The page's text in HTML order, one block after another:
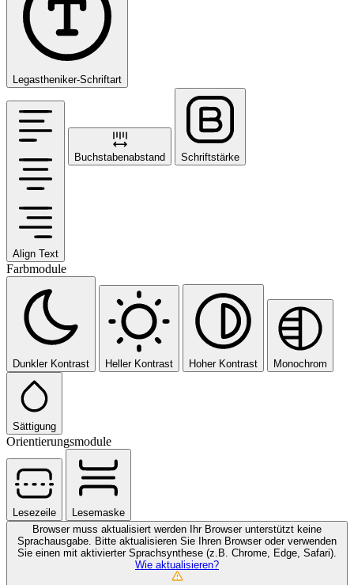
Legastheniker-Schriftart
Align Text
Buchstabenabstand Schriftstärke
Farbmodule
Dunkler Kontrast Heller Kontrast Hoher Kontrast Monochrom
Sättigung
Orientierungsmodule
Lesezeile
Lesemaske
Browser muss aktualisiert werden
Ihr Browser unterstützt keine
Sprachausgabe. Bitte aktualisieren Sie Ihren Browser oder verwenden
Sie einen mit aktivierter Sprachsynthese (z.B. Chrome, Edge, Safari).
Wie aktualisieren?